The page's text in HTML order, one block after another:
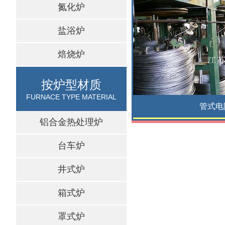
氮化炉
盐浴炉
焙烧炉
按炉型材质
FURNACE TYPE MATERIAL
铝合金热处理炉
台车炉
井式炉
箱式炉
罩式炉
管式